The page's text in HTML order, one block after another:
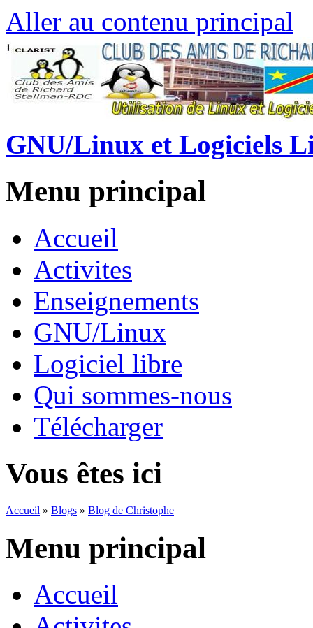
Aller au contenu principal
GNU/Linux et Logiciels
Menu principal
Accueil
Activites
Enseignements
GNU/Linux
Logiciel libre
Qui sommes-nous
Télécharger
Vous êtes ici
Accueil » Blogs » Blog de Christophe
Menu principal
Accueil